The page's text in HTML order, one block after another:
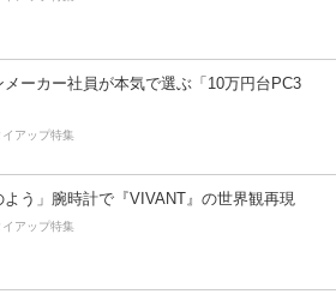
メーカー社員が本気で選ぶ「10万円台PC3
イアップ特集
よう」腕時計で『VIVANT』の世界観再現
イアップ特集